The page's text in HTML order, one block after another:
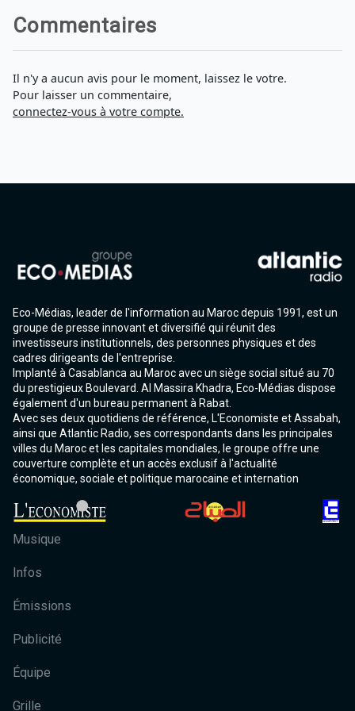
Meknès 97.2 Hz
Guelmim 91.9
Commentaires
Il n'y a aucun avis pour le moment, laissez le votre.
Pour laisser un commentaire,
connectez-vous à votre compte.
Eco-Médias, leader de l'information au Maroc depuis 1991, est un
groupe de presse innovant et diversifié qui réunit des
investisseurs institutionnels, des personnes physiques et des
cadres dirigeants de l'entreprise.
Implanté à Casablanca au Maroc avec un siège social situé au 70
du prestigieux Boulevard. Al Massira Khadra, Eco-Médias dispose
également d'un bureau permanent à Rabat.
Avec ses deux quotidiens de référence, L'Economiste et Assabah,
ainsi que Atlantic Radio, ses correspondants dans les principales
villes du Maroc et les capitales mondiales, le groupe offre une
couverture complète et un accès exclusif à l'actualité
économique, sociale et politique marocaine et internation
Musique
Infos
Émissions
Publicité
Équipe
Grille